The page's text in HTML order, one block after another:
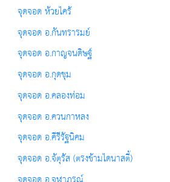
จุดจอด ห้วยไคร้
จุดจอด อ.กันทรารมย์
จุดจอด อ.กาญจนดิษฐ์
จุดจอด อ.กุดชุม
จุดจอด อ.คลองท่อม
จุดจอด อ.ควนกาหลง
จุดจอด อ.คีรีรัฐนิคม
จุดจอด อ.จัตุรัส (ตรงข้ามไดนาสตี้)